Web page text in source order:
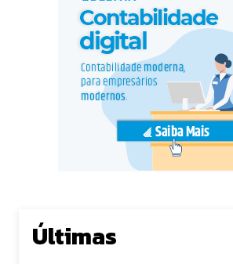
Últimas